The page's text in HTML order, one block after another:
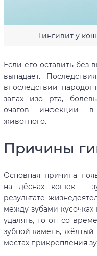
Гингивит у
Если его оставить без
выпадает.
впоследствии
запах изо рта,
очагов инфекции в
животного.
Причины
Основная причина
на дёснах кошек –
результате
между зубами
удалять, то он со
зубной камень, жёлтый
местах прикрепления